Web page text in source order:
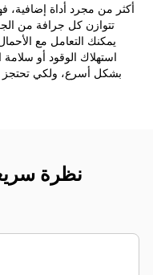
يمكنك التعامل مع
استهلاك الوقود أو سلامة
بشكل أسرع، ولكي تحتجز
نظرة